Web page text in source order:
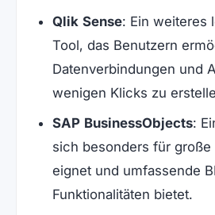
Qlik Sense: Ein weiteres
Tool, das Benutzern
Datenverbindungen und
wenigen Klicks zu
SAP BusinessObjects:
sich besonders für große
eignet und umfassende
Funktionalitäten bietet.